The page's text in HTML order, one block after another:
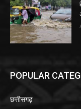
POPULAR
छत्तीसगढ़